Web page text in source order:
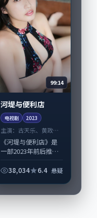
99:14
河堤与便利店
电视剧 2023
主演： 古天乐、黄政民
等
《河堤与便利店》是
一部2023年前后推出
贾樟柯执导，古天
亦参与重要戏份。故
38,034 6.4 悬疑